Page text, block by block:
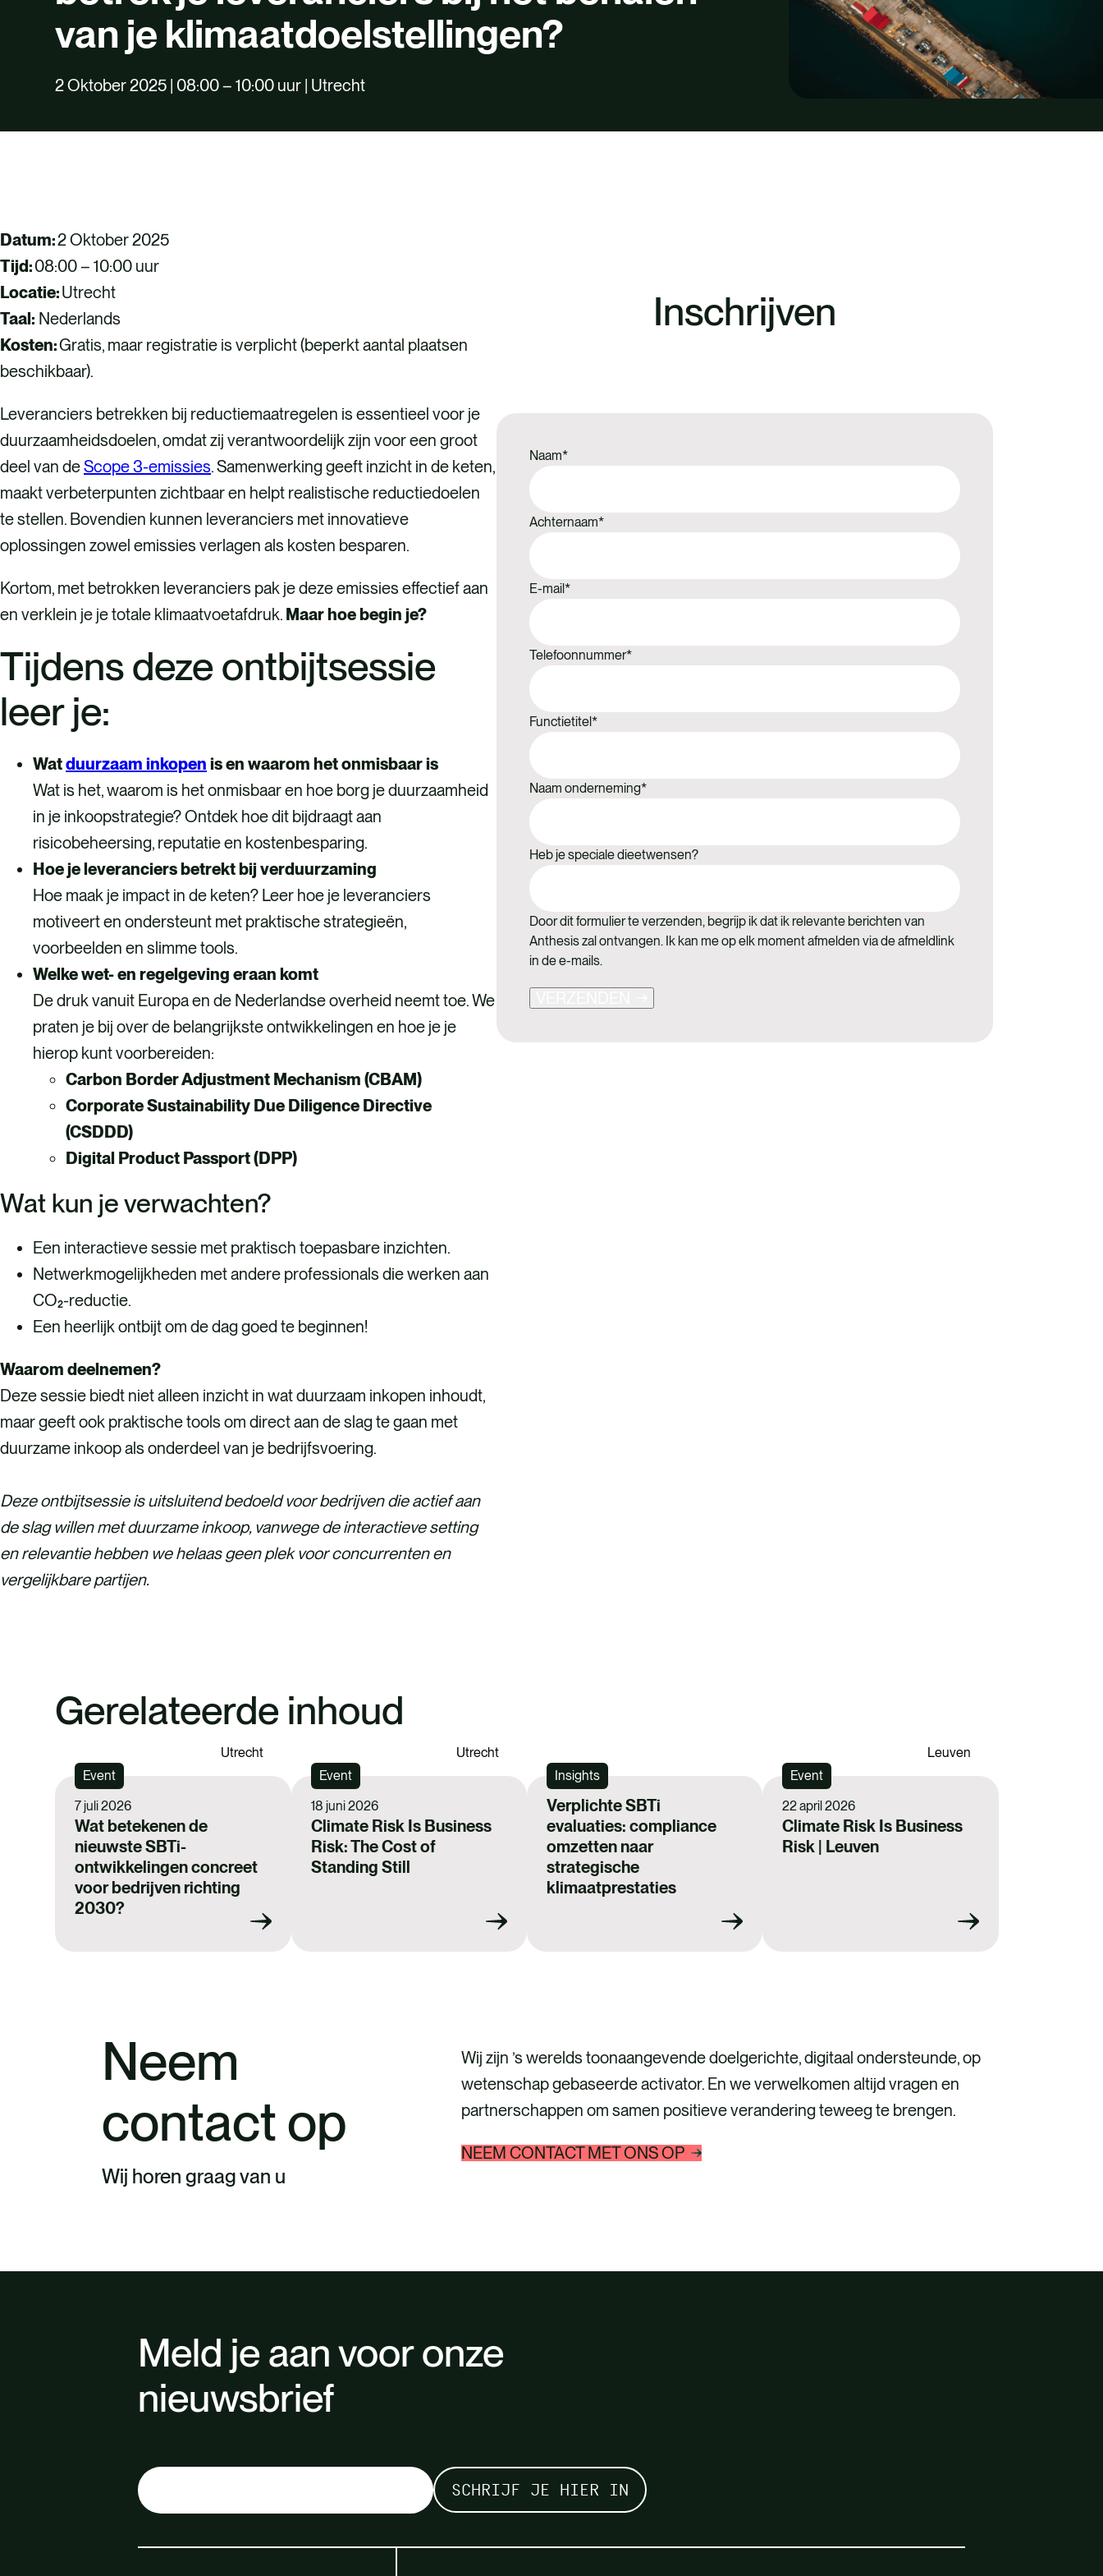
van je klimaatdoelstellingen?
2 Oktober 2025 | 08:00 – 10:00 uur | Utrecht
Datum:2 Oktober 2025
Tijd:08:00 – 10:00 uur
Locatie:Utrecht
Taal: Nederlands
Kosten:Gratis, maar registratie is verplicht (beperkt aantal plaatsen
beschikbaar).
Leveranciers betrekken bij reductiemaatregelen is essentieel voor je
duurzaamheidsdoelen, omdat zij verantwoordelijk zijn voor een groot
deel van deScope 3-emissies. Samenwerking geeft inzicht in de keten,
maakt verbeterpunten zichtbaar en helpt realistische reductiedoelen
te stellen. Bovendien kunnen leveranciers met innovatieve
oplossingen zowel emissies verlagen als kosten besparen.
Kortom, met betrokken leveranciers pak je deze emissies effectief aan
en verklein je je totale klimaatvoetafdruk. Maar hoe begin je?
Tijdens deze ontbijtsessie
leer je:
Watduurzaam inkopen is en waarom het onmisbaar is
Wat is het, waarom is het onmisbaar en hoe borg je duurzaamheid
in je inkoopstrategie? Ontdek hoe dit bijdraagt aan
risicobeheersing, reputatie en kostenbesparing.
Hoe je leveranciers betrekt bij verduurzaming
Hoe maak je impact in de keten? Leer hoe je leveranciers
motiveert en ondersteunt met praktische strategieën,
voorbeelden en slimme tools.
Welke wet- en regelgeving eraan komt
De druk vanuit Europa en de Nederlandse overheid neemt toe. We
praten je bij over de belangrijkste ontwikkelingen en hoe je je
hierop kunt voorbereiden:
Carbon Border Adjustment Mechanism (CBAM)
Corporate Sustainability Due Diligence Directive
(CSDDD)
Digital Product Passport (DPP)
Wat kun je verwachten?
Een interactieve sessie met praktisch toepasbare inzichten.
Netwerkmogelijkheden met andere professionals die werken aan
CO₂-reductie.
Een heerlijk ontbijt om de dag goed te beginnen!
Waarom deelnemen?
Deze sessie biedt niet alleen inzicht in wat duurzaam inkopen inhoudt,
maar geeft ook praktische tools om direct aan de slag te gaan met
duurzame inkoop als onderdeel van je bedrijfsvoering.
Deze ontbijtsessie is uitsluitend bedoeld voor bedrijven die actief aan
de slag willen met duurzame inkoop, vanwege de interactieve setting
en relevantie hebben we helaas geen plek voor concurrenten en
vergelijkbare partijen.
Inschrijven
Naam*
Achternaam*
E-mail*
Telefoonnummer*
Functietitel*
Naam onderneming*
Heb je speciale dieetwensen?
Door dit formulier te verzenden, begrijp ik dat ik relevante berichten van
Anthesis zal ontvangen. Ik kan me op elk moment afmelden via de afmeldlink
in de e-mails.
Gerelateerde inhoud
Event
Utrecht
7 juli 2026
Wat betekenen de
nieuwste SBTi-
ontwikkelingen concreet
voor bedrijven richting
2030?
Event
Utrecht
18 juni 2026
Climate Risk Is Business
Risk: The Cost of
Standing Still
Insights
Verplichte SBTi
evaluaties: compliance
omzetten naar
strategische
klimaatprestaties
Event
Leuven
22 april 2026
Climate Risk Is Business
Risk | Leuven
Neem
contact op
Wij horen graag van u
Wij zijn ’s werelds toonaangevende doelgerichte, digitaal ondersteunde, op
wetenschap gebaseerde activator. En we verwelkomen altijd vragen en
partnerschappen om samen positieve verandering teweeg te brengen.
NEEM CONTACT MET ONS OP
Meld je aan voor onze
nieuwsbrief